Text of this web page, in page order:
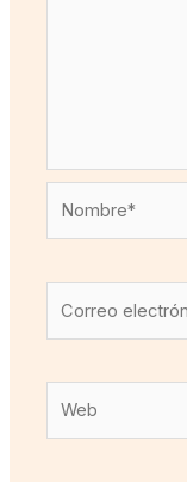
electrónico*